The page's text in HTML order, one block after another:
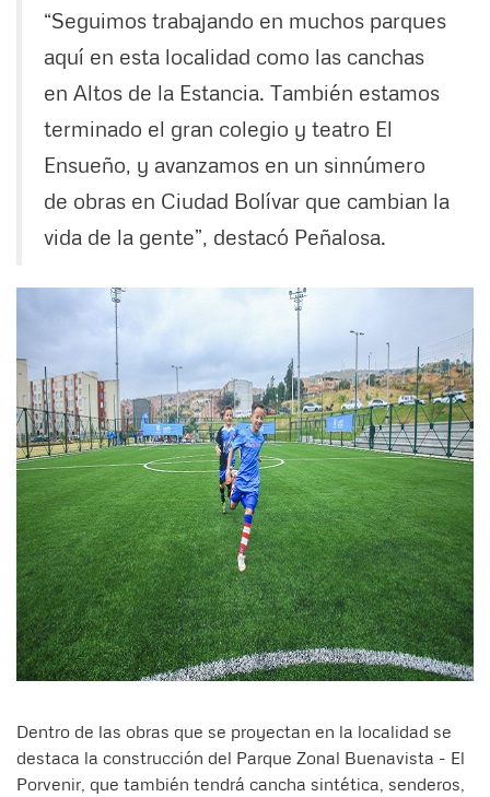
“Seguimos trabajando en muchos parques
aquí en esta localidad como las canchas
en Altos de la Estancia. También estamos
terminado el gran colegio y teatro El
Ensueño, y avanzamos en un sinnúmero
de obras en Ciudad Bolívar que cambian la
vida de la gente”, destacó Peñalosa.
Dentro de las obras que se proyectan en la localidad se
destaca la construcción del Parque Zonal Buenavista - El
Porvenir, que también tendrá cancha sintética, senderos,